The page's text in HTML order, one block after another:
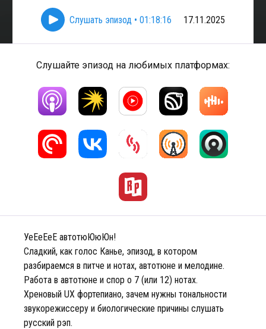
Слушать эпизод • 01:18:16 17.11.2025
Слушайте эпизод на любимых платформах:
УеЕеЕеЕ автотюЮюЮн!
Сладкий, как голос Канье, эпизод, в котором
разбираемся в питче и нотах, автотюне и мелодине.
Работа в автотюне и спор о 7 (или 12) нотах.
Хреновый UX фортепиано, зачем нужны тональности
звукорежиссеру и биологические причины слушать
русский рэп.